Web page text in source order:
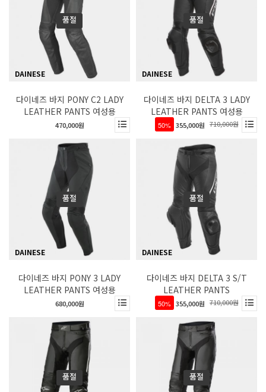
품절
DAINESE
다이네즈 바지 PONY C2 LADY
LEATHER PANTS 여성용
470,000원
품절
DAINESE
다이네즈 바지 DELTA 3 LADY
LEATHER PANTS 여성용
50% 355,000원 710,000원
품절
DAINESE
다이네즈 바지 PONY 3 LADY
LEATHER PANTS 여성용
680,000원
품절
DAINESE
다이네즈 바지 DELTA 3 S/T
LEATHER PANTS
50% 355,000원 710,000원
품절 품절